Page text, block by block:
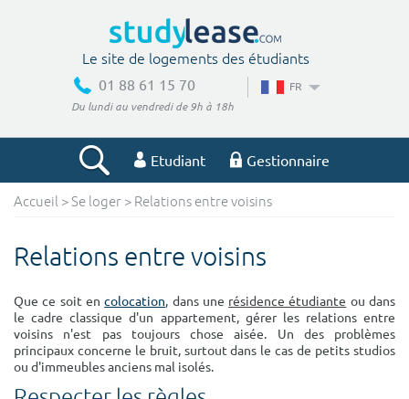
Le site de logements des étudiants
01 88 61 15 70
Du lundi au vendredi de 9h à 18h
FR
Etudiant Gestionnaire
Votre recherche
Ville, école
Budget min Budget max
Accueil >Se loger > Relations entre voisins
Relations entre voisins
Que ce soit encolocation, dans une résidence étudiante ou dans
le cadre classique d'un appartement, gérer les relations entre
voisins n'est pas toujours chose aisée. Un des problèmes
principaux concerne le bruit, surtout dans le cas de petits studios
ou d'immeubles anciens mal isolés.